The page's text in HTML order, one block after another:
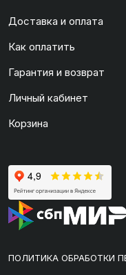
Доставка и оплата
Как оплатить
Гарантия и возврат
Личный кабинет
Корзина
ПОЛИТИКА ОБРАБОТКИ